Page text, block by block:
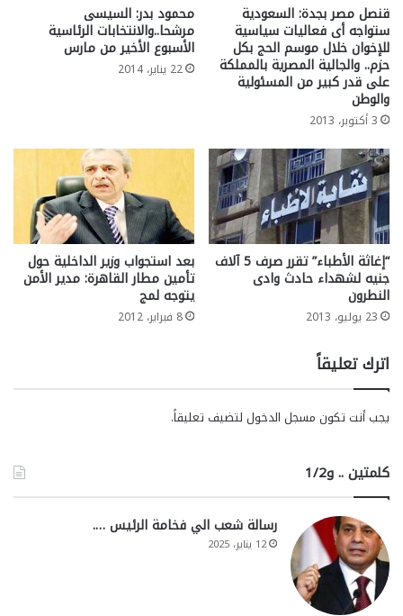
قنصل مصر بجدة: السعودية
ستواجه أى فعاليات سياسية
للإخوان خلال موسم الحج بكل
حزم.. والجالية المصرية بالمملكة
على قدر كبير من المسئولية
والوطن
3 أكتوبر، 2013
محمود بدر: السيسى
مرشحا..والانتخابات الرئاسية
الأسبوع الأخير من مارس
22 يناير، 2014
“إغاثة الأطباء” تقرر صرف 5 آلاف
جنيه لشهداء حادث وادى
النطرون
23 يوليو، 2013
بعد استجواب وزير الداخلية حول
تأمين مطار القاهرة: مدير الأمن
يتوجه لمج
8 فبراير، 2012
اترك تعليقاً
يجب أنت تكون مسجل الدخول لتضيف تعليقاً.
كلمتين .. و1/2
رسالة شعب الي فخامة الرئيس ….
12 يناير، 2025